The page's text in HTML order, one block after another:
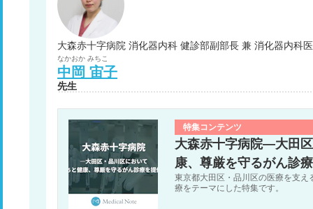
大森赤十字病院 消化器内科 健診部副部長 兼 消化器内科
なかおか みちこ
中岡 宙子
先生
特集コンテンツ
大森赤十字病院―大田
康、尊厳を守るがん診
東京都大田区・品川区の医療を支
療をテーマにした特集です。